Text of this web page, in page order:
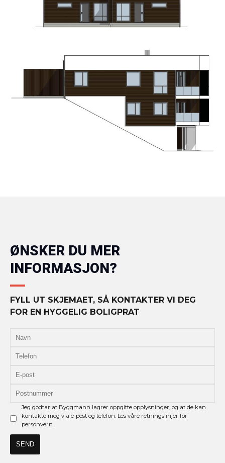
ØNSKER DU MER
INFORMASJON?
FYLL UT SKJEMAET, SÅ KONTAKTER VI DEG
FOR EN HYGGELIG BOLIGPRAT
Jeg godtar at Byggmann lagrer oppgitte opplysninger, og at de kan
kontakte meg via e-post og telefon. Les våre retningslinjer for
personvern.